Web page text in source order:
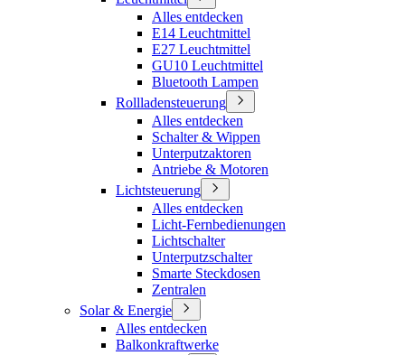
Alles entdecken
E14 Leuchtmittel
E27 Leuchtmittel
GU10 Leuchtmittel
Bluetooth Lampen
Rollladensteuerung
Alles entdecken
Schalter & Wippen
Unterputzaktoren
Antriebe & Motoren
Lichtsteuerung
Alles entdecken
Licht-Fernbedienungen
Lichtschalter
Unterputzschalter
Smarte Steckdosen
Zentralen
Solar & Energie
Alles entdecken
Balkonkraftwerke